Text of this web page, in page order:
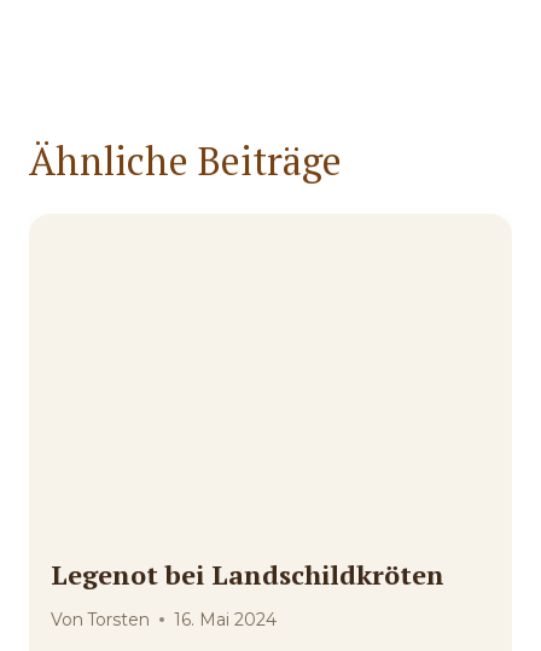
Ähnliche Beiträge
Legenot bei Landschildkröten
Von Torsten 16. Mai 2024